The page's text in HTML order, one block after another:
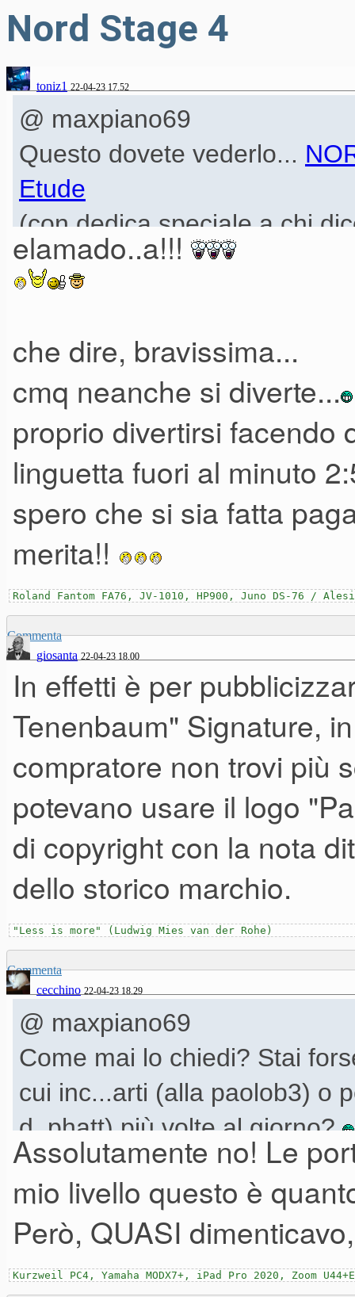
Nord Stage 4
toniz1 22-04-23 17.52
@ maxpiano69
Questo dovete vederlo...
Etude
(con dedica speciale a chi
abbastanza "pianistica")...
elamado..a!!!
che dire, bravissima...
cmq neanche si diverte...
proprio divertirsi facendo
linguetta fuori al minuto
spero che si sia fatta
merita!!
Roland Fantom FA76, JV-1010, HP900, Juno DS-76 /
Commenta
giosanta 22-04-23 18.00
In effetti è per
Tenenbaum" Signature,
compratore non trovi più
potevano usare il logo
di copyright con la nota
dello storico marchio.
"Less is more" (Ludwig Mies van der Rohe)
Commenta
cecchino 22-04-23 18.29
@ maxpiano69
Come mai lo chiedi? Stai
cui inc...arti (alla paolob3) o
d_phatt) più volte al giorno?
Assolutamente no! Le
mio livello questo è
Però, QUASI
Kurzweil PC4, Yamaha MODX7+, iPad Pro 2020, Zoom